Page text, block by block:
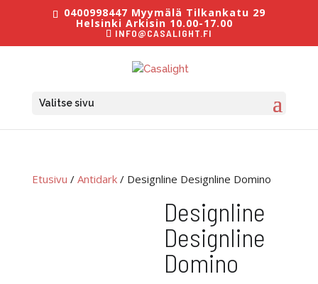
0400998447 Myymälä Tilkankatu 29
Helsinki Arkisin 10.00-17.00
INFO@CASALIGHT.FI
Valitse sivu
Etusivu / Antidark/ Designline Designline Domino
Designline
Designline
Domino